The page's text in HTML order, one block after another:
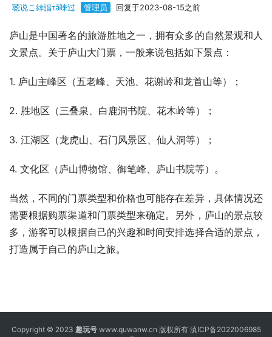
聴说こ緈諨τā唻过 管理员 回复于2023-08-15之前
庐山是中国著名的旅游胜地之一，拥有众多的自然景观和人
文景点。关于庐山大门票，一般来说包括如下景点：
1. 庐山主峰区（五老峰、天池、花谢岭和龙首山等）；
2. 胜地区（三叠泉、白鹿洞书院、花木岭等）；
3. 江湖区（龙虎山、石门风景区、仙人洞等）；
4. 文化区（庐山博物馆、御笔峰、庐山书院等）。
当然，不同的门票类型和价格也可能存在差异，具体情况还
需要根据购票渠道和门票类型来确定。另外，庐山的景点较
多，游客可以根据自己的兴趣和时间安排选择合适的景点，
打造属于自己的庐山之旅。
Copyright © 2023 趣玩号www.quwanw.cn 版权所有 滇ICP备2022006985